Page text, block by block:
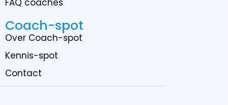
Coach-spot
Over Coach-spot
Kennis-spot
Contact